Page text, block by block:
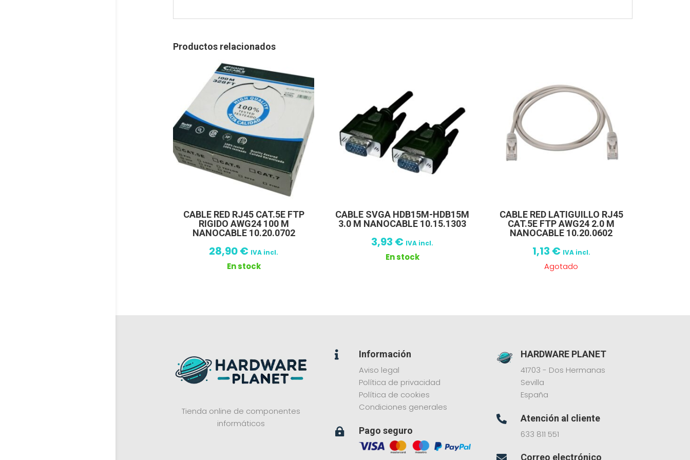
Productos relacionados
CABLE RED RJ45 CAT.5E FTP
RIGIDO AWG24 100 M
NANOCABLE 10.20.0702
28,90€ IVA incl.
En stock
CABLE SVGA HDB15M-HDB15M
3.0 M NANOCABLE 10.15.1303
3,93 € IVA incl.
En stock
CABLE RED LATIGUILLO RJ45
CAT.5E FTP AWG24 2.0 M
NANOCABLE 10.20.0602
1,13 € IVA incl.
Agotado
Tienda online de componentes
informáticos

Información
Aviso legal
Política de privacidad
Política de cookies
Condiciones generales
 Pago seguro
HARDWARE PLANET
41703 - Dos Hermanas
Sevilla
España

Atención al cliente
633 811 551
Correo electrónico